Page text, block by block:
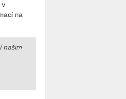
v
na
našim